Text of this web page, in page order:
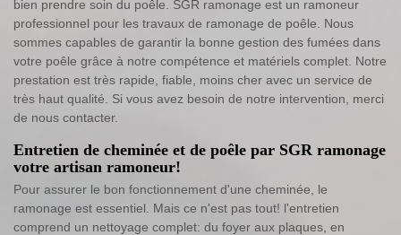
bien prendre soin du poêle. SGR ramonage est un ramoneur
professionnel pour les travaux de ramonage de poêle. Nous
sommes capables de garantir la bonne gestion des fumées dans
votre poêle grâce à notre compétence et matériels complet. Notre
prestation est très rapide, fiable, moins cher avec un service de
très haut qualité. Si vous avez besoin de notre intervention, merci
de nous contacter.
Entretien de cheminée et de poêle par SGR ramonage
votre artisan ramoneur!
Pour assurer le bon fonctionnement d'une cheminée, le
ramonage est essentiel. Mais ce n'est pas tout! l'entretien
comprend un nettoyage complet: du foyer aux plaques, en